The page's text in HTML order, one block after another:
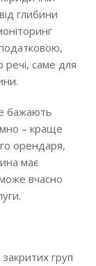
глибини
речі, саме для
бажають
– краще
орендаря,
має
вчасно
груп